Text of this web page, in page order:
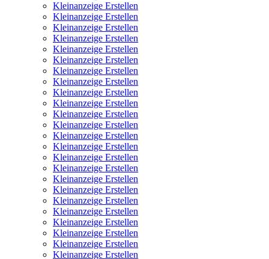
Kleinanzeige Erstellen
Kleinanzeige Erstellen
Kleinanzeige Erstellen
Kleinanzeige Erstellen
Kleinanzeige Erstellen
Kleinanzeige Erstellen
Kleinanzeige Erstellen
Kleinanzeige Erstellen
Kleinanzeige Erstellen
Kleinanzeige Erstellen
Kleinanzeige Erstellen
Kleinanzeige Erstellen
Kleinanzeige Erstellen
Kleinanzeige Erstellen
Kleinanzeige Erstellen
Kleinanzeige Erstellen
Kleinanzeige Erstellen
Kleinanzeige Erstellen
Kleinanzeige Erstellen
Kleinanzeige Erstellen
Kleinanzeige Erstellen
Kleinanzeige Erstellen
Kleinanzeige Erstellen
Kleinanzeige Erstellen